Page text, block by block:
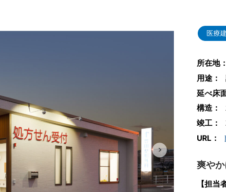
医療
所在地：
用途：
延べ床
構造：
竣工：
URL：
爽やか
【担当